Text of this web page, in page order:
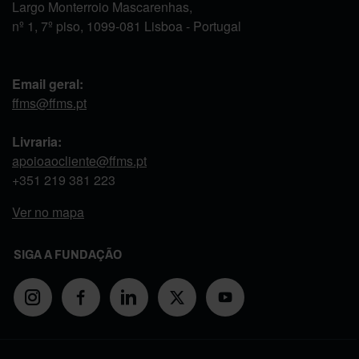
Largo Monterroio Mascarenhas,
nº 1, 7º piso, 1099-081 Lisboa - Portugal
Email geral:
ffms@ffms.pt
Livraria:
apoioaocliente@ffms.pt
+351 219 381 223
Ver no mapa
SIGA A FUNDAÇÃO